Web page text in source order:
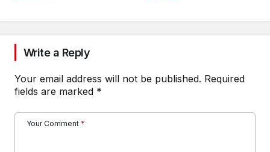
Write a Reply
Your email address will not be published. Required
fields are marked *
Your Comment *